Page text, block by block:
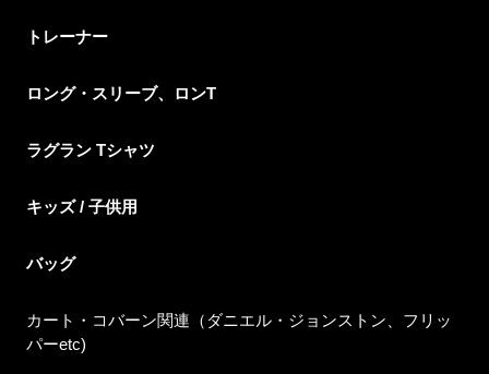
トレーナー
ロング・スリーブ、ロンT
ラグラン Tシャツ
キッズ / 子供用
バッグ
カート・コバーン関連（ダニエル・ジョンストン、フリッ
パーetc)